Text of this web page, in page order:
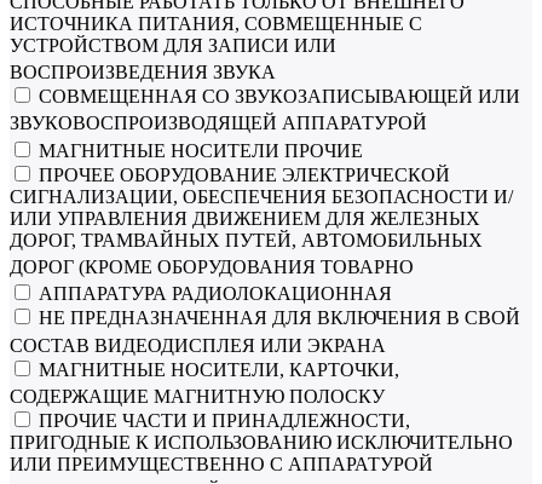
ИСТОЧНИКА ПИТАНИЯ, СОВМЕЩЕННЫЕ С
УСТРОЙСТВОМ ДЛЯ ЗАПИСИ ИЛИ
ВОСПРОИЗВЕДЕНИЯ ЗВУКА
СОВМЕЩЕННАЯ СО ЗВУКОЗАПИСЫВАЮЩЕЙ ИЛИ
ЗВУКОВОСПРОИЗВОДЯЩЕЙ АППАРАТУРОЙ
МАГНИТНЫЕ НОСИТЕЛИ ПРОЧИЕ
ПРОЧЕЕ ОБОРУДОВАНИЕ ЭЛЕКТРИЧЕСКОЙ
СИГНАЛИЗАЦИИ, ОБЕСПЕЧЕНИЯ БЕЗОПАСНОСТИ И/
ИЛИ УПРАВЛЕНИЯ ДВИЖЕНИЕМ ДЛЯ ЖЕЛЕЗНЫХ
ДОРОГ, ТРАМВАЙНЫХ ПУТЕЙ, АВТОМОБИЛЬНЫХ
ДОРОГ (КРОМЕ ОБОРУДОВАНИЯ ТОВАРНО
АППАРАТУРА РАДИОЛОКАЦИОННАЯ
НЕ ПРЕДНАЗНАЧЕННАЯ ДЛЯ ВКЛЮЧЕНИЯ В СВОЙ
СОСТАВ ВИДЕОДИСПЛЕЯ ИЛИ ЭКРАНА
МАГНИТНЫЕ НОСИТЕЛИ, КАРТОЧКИ,
СОДЕРЖАЩИЕ МАГНИТНУЮ ПОЛОСКУ
ПРОЧИЕ ЧАСТИ И ПРИНАДЛЕЖНОСТИ,
ПРИГОДНЫЕ К ИСПОЛЬЗОВАНИЮ ИСКЛЮЧИТЕЛЬНО
ИЛИ ПРЕИМУЩЕСТВЕННО С АППАРАТУРОЙ